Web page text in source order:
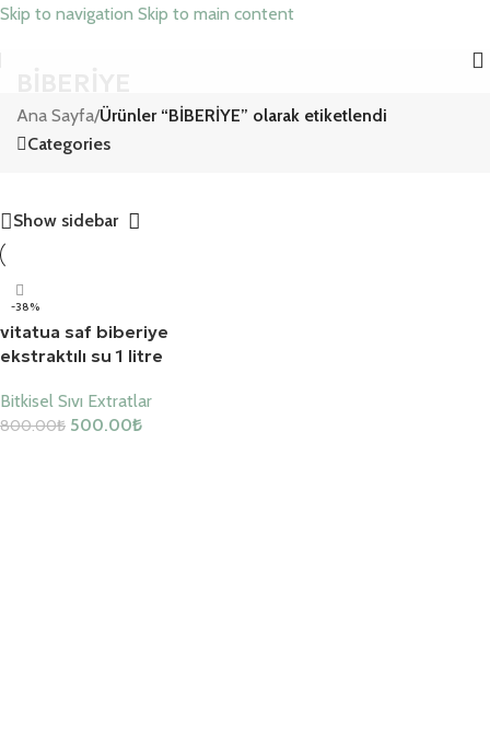
Skip to navigation Skip to main content
Ana Sayfa/Ürünler “BİBERİYE” olarak etiketlendi
Categories
Show sidebar
-38%
vitatua saf biberiye
ekstraktılı su 1 litre
Bitkisel Sıvı Extratlar
800.00₺ 500.00₺